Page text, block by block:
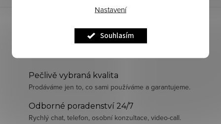
Nastavení
Souhlasím
Pečlivě vybraná kvalita
Prodáváme jen to, co sami používáme a garantujeme.
Odborné poradenství 24/7
Rychlý chat, telefon, osobní konzultace, video-call.